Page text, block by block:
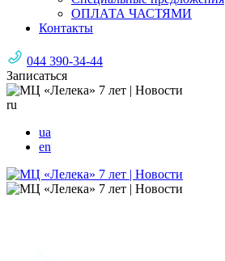
ОПЛАТА ЧАСТЯМИ
Контакты
044 390-34-44
Записаться
ru
ua
en